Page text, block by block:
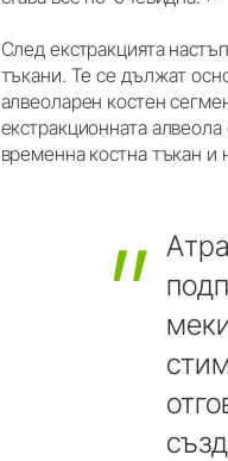
След екстракцията
тъкани. Те се дължат
алвеоларен костен
екстракционната
временна костна тъкан и